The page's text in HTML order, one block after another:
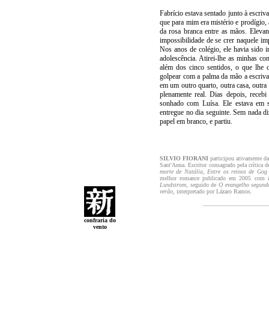
Fabrício estava sentado junto à
que para mim era mistério e prodígio,
da rosa branca entre as mãos.
impossibilidade de se crer naquele
Nos anos de colégio, ele havia sido
adolescência. Atirei-lhe as minhas
além dos cinco sentidos, o que lhe
golpear com a palma da mão a
em um outro quarto, outra casa,
plenamente real. Dias depois,
sonhado com Luísa. Ele estava em
entregue no dia seguinte. Sem nada
papel em branco, e partiu.
SILVIO FIORANI participou ativamente
Sant'Anna. Escritor consagrado pela crítica
morte de Natália, Entre os reinos de Gog
melhor romance publicado em 2005 com
Lundstrom , seguido de O evangelho
verão , interpretado por Lázaro Ramos.
confraria do
vento